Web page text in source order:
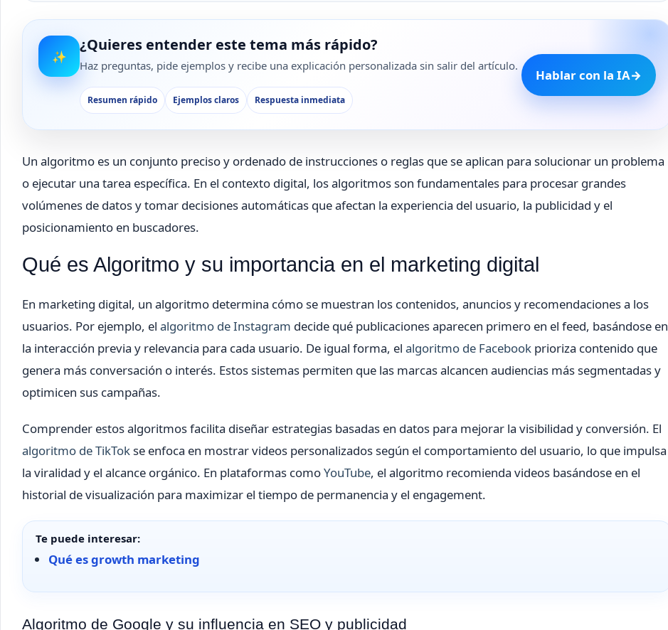
✨
¿Quieres entender este tema más rápido?
Haz preguntas, pide ejemplos y recibe una explicación personalizada sin salir del artículo.
Resumen rápido Ejemplos claros Respuesta inmediata
Hablar con la IA→
Un algoritmo es un conjunto preciso y ordenado de instrucciones o reglas que se aplican para solucionar un problema
o ejecutar una tarea específica. En el contexto digital, los algoritmos son fundamentales para procesar grandes
volúmenes de datos y tomar decisiones automáticas que afectan la experiencia del usuario, la publicidad y el
posicionamiento en buscadores.
Qué es Algoritmo y su importancia en el marketing digital
En marketing digital, un algoritmo determina cómo se muestran los contenidos, anuncios y recomendaciones a los
usuarios. Por ejemplo, el algoritmo de Instagram decide qué publicaciones aparecen primero en el feed, basándose en
la interacción previa y relevancia para cada usuario. De igual forma, el algoritmo de Facebook prioriza contenido que
genera más conversación o interés. Estos sistemas permiten que las marcas alcancen audiencias más segmentadas y
optimicen sus campañas.
Comprender estos algoritmos facilita diseñar estrategias basadas en datos para mejorar la visibilidad y conversión. El
algoritmo de TikTokse enfoca en mostrar videos personalizados según el comportamiento del usuario, lo que impulsa
la viralidad y el alcance orgánico. En plataformas comoYouTube, el algoritmo recomienda videos basándose en el
historial de visualización para maximizar el tiempo de permanencia y el engagement.
Te puede interesar:
Qué es growth marketing
Algoritmo de Google y su influencia en SEO y publicidad